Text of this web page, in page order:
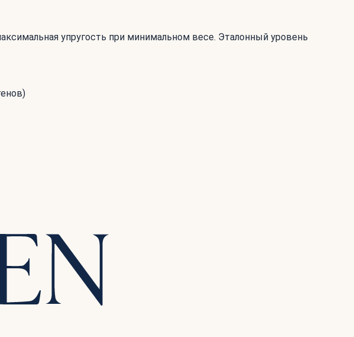
упругость при минимальном весе. Эталонный уровень